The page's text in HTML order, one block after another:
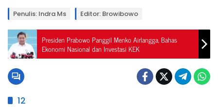
Penulis: Indra Ms Editor: Browibowo
Presiden Prabowo Panggil Menko Airlangga, Bahas
Ekonomi Nasional dan Investasi KEK
12